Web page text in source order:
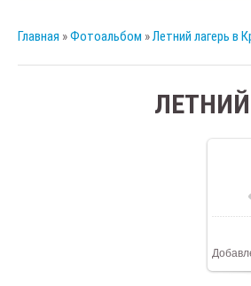
Главная »Фотоальбом »Летний лагерь в